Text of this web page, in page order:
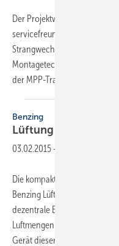
Der Projektwechselrichter
servicefreundlich und
Strangwechselrichter mit
Montagetechnologie
der MPP-Tracking-
Benzing
Lüftung mit größerer
03.02.2015 -
Die kompakten
Benzing Lüftungssysteme
dezentrale Be- und
Luftmengen bis etwa 550 m³/
Gerät dieser Leistungsklasse